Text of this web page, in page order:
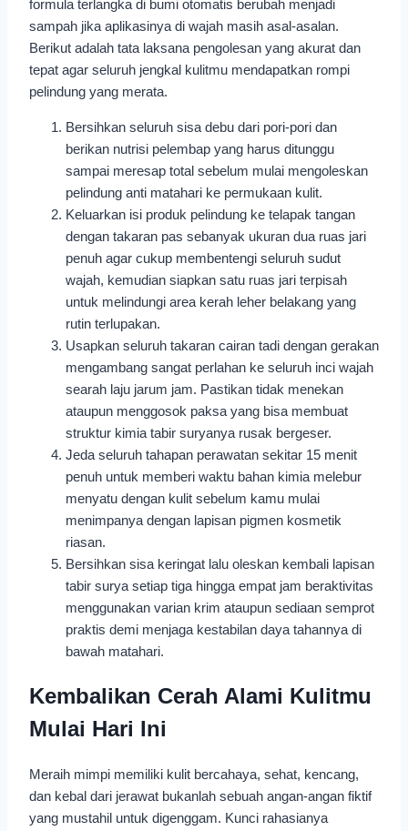
formula terlangka di bumi otomatis berubah menjadi
sampah jika aplikasinya di wajah masih asal-asalan.
Berikut adalah tata laksana pengolesan yang akurat dan
tepat agar seluruh jengkal kulitmu mendapatkan rompi
pelindung yang merata.
Bersihkan seluruh sisa debu dari pori-pori dan
berikan nutrisi pelembap yang harus ditunggu
sampai meresap total sebelum mulai mengoleskan
pelindung anti matahari ke permukaan kulit.
Keluarkan isi produk pelindung ke telapak tangan
dengan takaran pas sebanyak ukuran dua ruas jari
penuh agar cukup membentengi seluruh sudut
wajah, kemudian siapkan satu ruas jari terpisah
untuk melindungi area kerah leher belakang yang
rutin terlupakan.
Usapkan seluruh takaran cairan tadi dengan gerakan
mengambang sangat perlahan ke seluruh inci wajah
searah laju jarum jam. Pastikan tidak menekan
ataupun menggosok paksa yang bisa membuat
struktur kimia tabir suryanya rusak bergeser.
Jeda seluruh tahapan perawatan sekitar 15 menit
penuh untuk memberi waktu bahan kimia melebur
menyatu dengan kulit sebelum kamu mulai
menimpanya dengan lapisan pigmen kosmetik
riasan.
Bersihkan sisa keringat lalu oleskan kembali lapisan
tabir surya setiap tiga hingga empat jam beraktivitas
menggunakan varian krim ataupun sediaan semprot
praktis demi menjaga kestabilan daya tahannya di
bawah matahari.
Kembalikan Cerah Alami Kulitmu
Mulai Hari Ini
Meraih mimpi memiliki kulit bercahaya, sehat, kencang,
dan kebal dari jerawat bukanlah sebuah angan-angan fiktif
yang mustahil untuk digenggam. Kunci rahasianya